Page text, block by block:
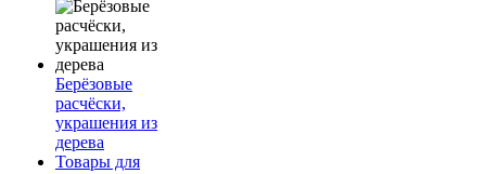
Берёзовые
расчёски,
украшения из
дерева
Товары для